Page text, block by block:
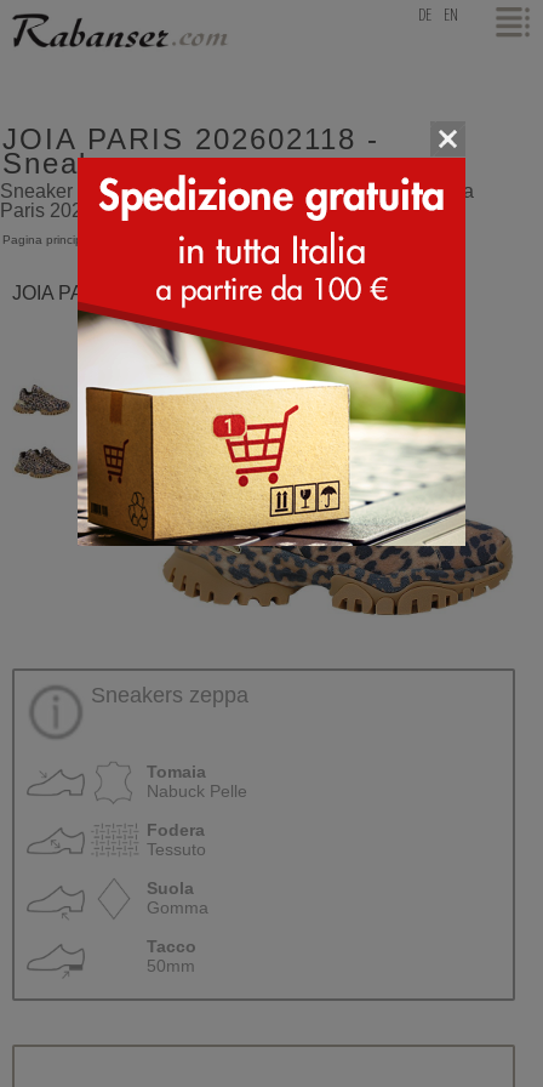
top DE EN
JOIA PARIS 202602118 -
Sneakers
Sneaker progressive firmate dal brand di tendenza Joia
Paris 202602118 - Sneakers
Pagina principale JOIA PARIS> 202602118
JOIA PARIS 202602118 Claw Animalier
Sneakers zeppa
Tomaia
Nabuck Pelle
Fodera
Tessuto
Suola
Gomma
Tacco
50mm